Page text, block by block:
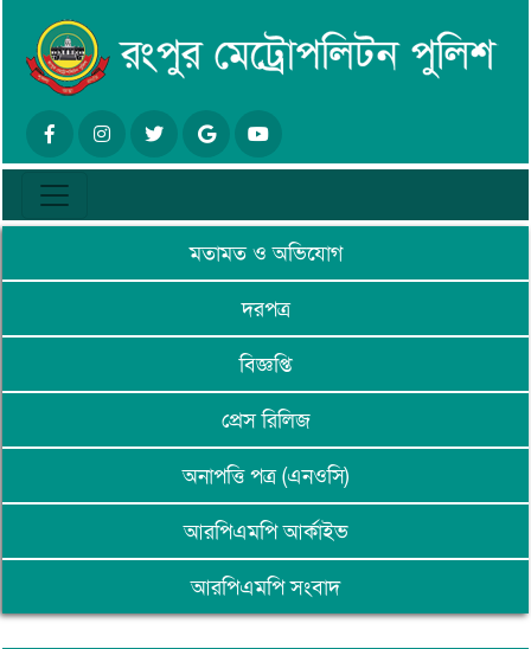
মতামত ও অভিযোগ
দরপত্র
বিজ্ঞপ্তি
প্রেস রিলিজ
অনাপত্তি পত্র (এনওসি)
আরপিএমপি আর্কাইভ
আরপিএমপি সংবাদ